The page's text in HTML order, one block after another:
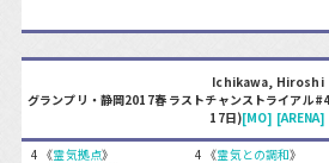
Ichikawa, Hiroshi
グランプリ・静岡2017春 ラストチャンストライアル
17日)[MO] [ARENA]
4 《霊気拠点》
4 《霊気との調和》